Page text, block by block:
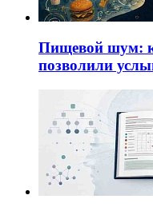
Пищевой шум:
позволили